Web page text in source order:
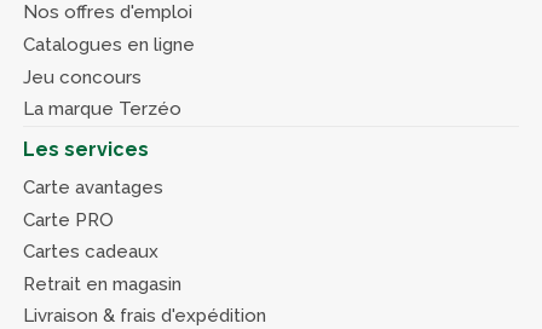
Nos offres d'emploi
Catalogues en ligne
Jeu concours
La marque Terzéo
Les services
Carte avantages
Carte PRO
Cartes cadeaux
Retrait en magasin
Livraison & frais d'expédition